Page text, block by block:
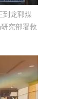
到龙郓煤
究部署救